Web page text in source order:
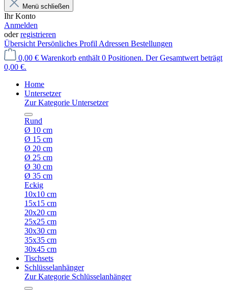
Menü schließen
Ihr Konto
Anmelden
oderregistrieren
Übersicht Persönliches Profil Adressen Bestellungen
0,00 € Warenkorb enthält 0 Positionen. Der Gesamtwert beträgt
0,00 €.
Home
Untersetzer
Zur Kategorie Untersetzer
Rund
Ø 10 cm
Ø 15 cm
Ø 20 cm
Ø 25 cm
Ø 30 cm
Ø 35 cm
Eckig
10x10 cm
15x15 cm
20x20 cm
25x25 cm
30x30 cm
35x35 cm
30x45 cm
Tischsets
Schlüsselanhänger
Zur Kategorie Schlüsselanhänger